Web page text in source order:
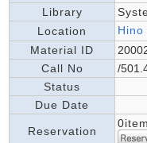
Library
Location
Material ID
Call No
/
Status
Due Date
Reservation